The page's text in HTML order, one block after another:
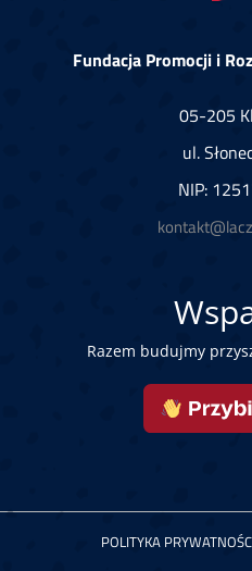
Fundacja Promocji i
05-205
ul.
NIP:
Razem budujmy
POLITYKA